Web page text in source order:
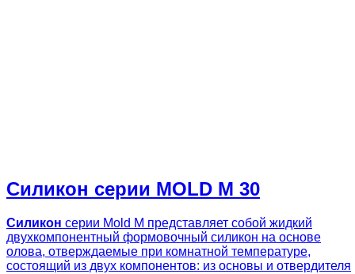
Силикон серии MOLD M 30
Силикон серии Mold M представляет собой жидкий
двухкомпонентный формовочный силикон на основе
олова, отверждаемые при комнатной температуре,
состоящий из двух компонентов: из основы и отвердителя